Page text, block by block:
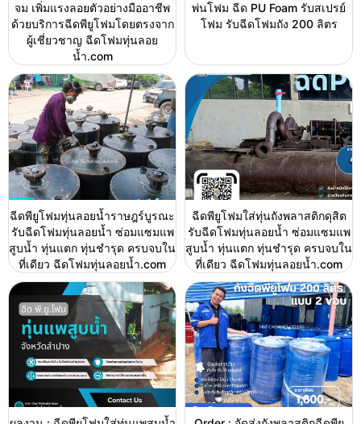
จม เพิ่มแรงลอยตัวอย่างมืออาชีพ
ด้วยบริการฉีดพียูโฟมโดยตรงจาก
ผู้เชี่ยวชาญ ฉีดโฟมทุ่นลอย
น้ำ.com
พ่นโฟม ฉีด PU Foam รับสเปรย์
โฟม รับฉีดโฟมถัง 200 ลิตร
ฉีดพียูโฟมทุ่นลอยน้ำราษฎร์บูรณะ
รับฉีดโฟมทุ่นลอยน้ำ ซ่อมแซมแพ
สูบน้ำ ทุ่นแตก ทุ่นชำรุด ครบจบใน
ที่เดียว ฉีดโฟมทุ่นลอยน้ำ.com
ฉีดพียูโฟมใส่ทุ่นถังพลาสติกดุสิต
รับฉีดโฟมทุ่นลอยน้ำ ซ่อมแซมแพ
สูบน้ำ ทุ่นแตก ทุ่นชำรุด ครบจบใน
ที่เดียว ฉีดโฟมทุ่นลอยน้ำ.com